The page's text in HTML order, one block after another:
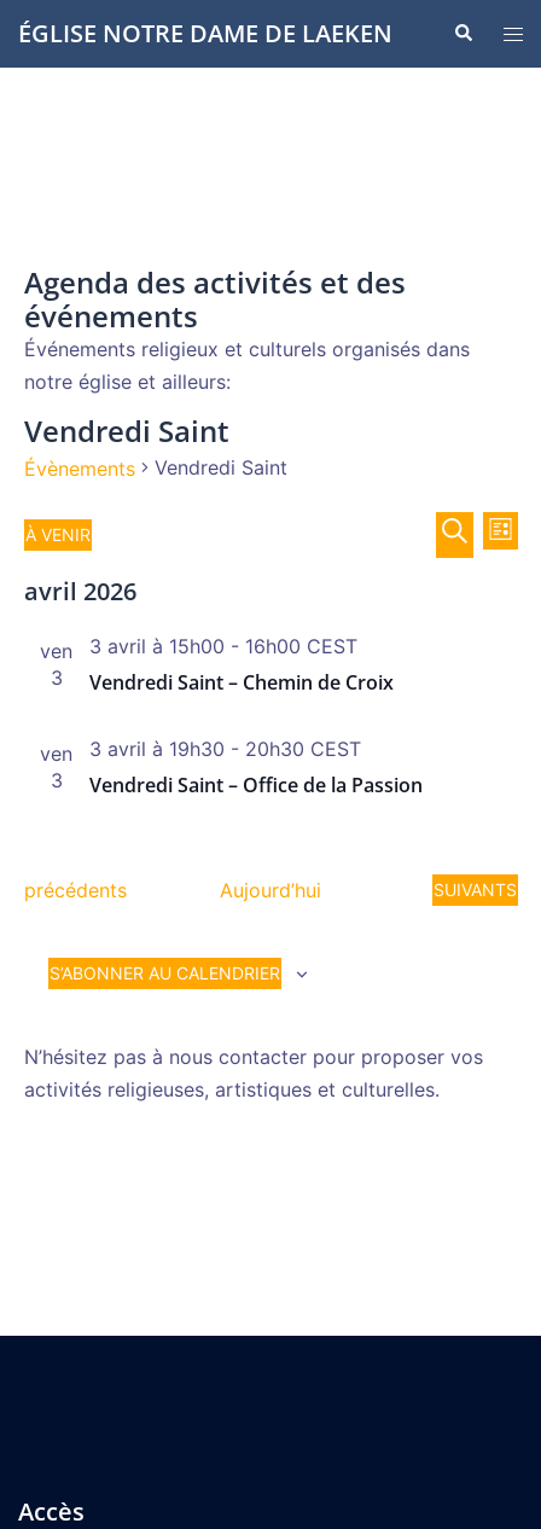
Aller
auÉGLISE NOTRE DAME DE LAEKEN
le
Agenda des activités et des
événements
Événements religieux et culturels organisés dans
notre église et ailleurs:
Vendredi Saint
Évènements Vendredi Saint
Évènements
et
de
LISTE
À VENIR
une
avril 2026
ven
3
Vendredi Saint – Chemin de Croix
3 avril à 15h00 - 16h00 CEST
ven
3
Vendredi Saint – Office de la Passion
3 avril à 19h30 - 20h30 CEST
Évènements
précédents Aujourd’hui SUIVANTS
S’ABONNER AU CALENDRIER
N’hésitez pas à nous contacter pour proposer vos
activités religieuses, artistiques et culturelles.
Accès